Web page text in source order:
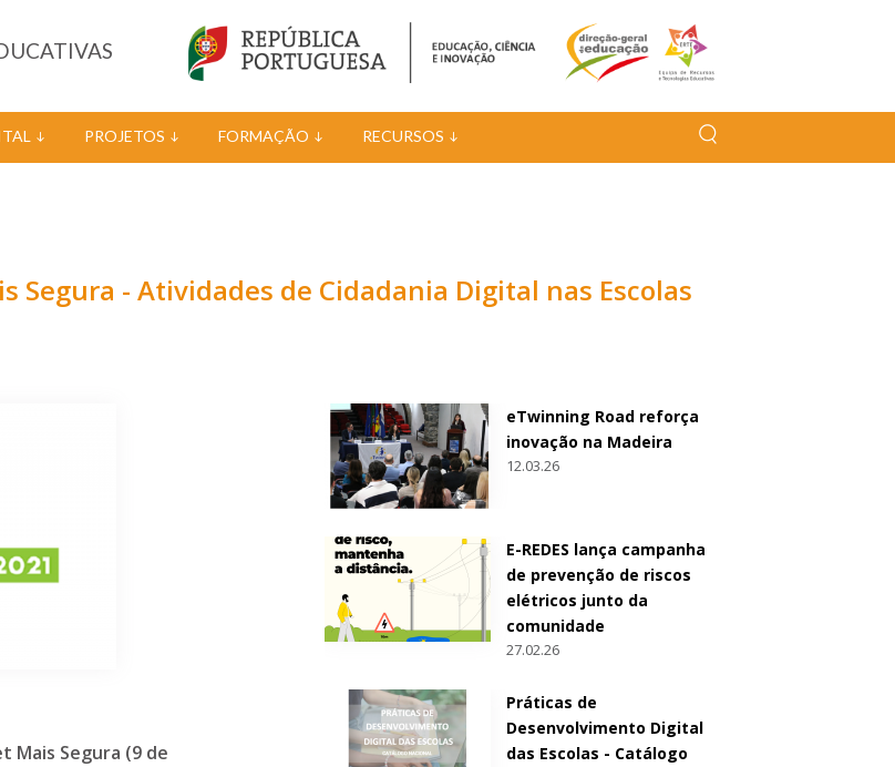
PROJETOS FORMAÇÃO RECURSOS
Segura - Atividades de Cidadania Digital nas Escolas
Mais Segura (9 de
eTwinning Road reforça
inovação na Madeira
12.03.26
E-REDES lança campanha
de prevenção de riscos
elétricos junto da
comunidade
27.02.26
Práticas de
Desenvolvimento Digital
das Escolas - Catálogo